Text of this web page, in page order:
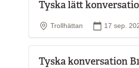
Tyska lätt
Plats
Trollhättan Startdatum
17 sep.
Tyska konversation